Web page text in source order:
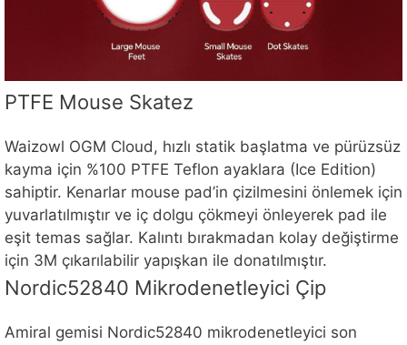
PTFE Mouse Skatez
Waizowl OGM Cloud, hızlı statik başlatma ve pürüzsüz
kayma için %100 PTFE Teflon ayaklara (Ice Edition)
sahiptir. Kenarlar mouse pad’in çizilmesini önlemek için
yuvarlatılmıştır ve iç dolgu çökmeyi önleyerek pad ile
eşit temas sağlar. Kalıntı bırakmadan kolay değiştirme
için 3M çıkarılabilir yapışkan ile donatılmıştır.
Nordic52840 Mikrodenetleyici Çip
Amiral gemisi Nordic52840 mikrodenetleyici son